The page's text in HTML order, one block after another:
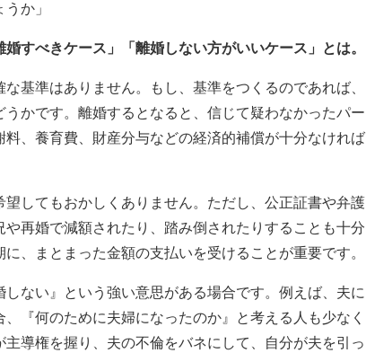
か」
すべきケース」「離婚しない方がいいケース」とは。
基準はありません。もし、基準をつくるのであれば、
かです。離婚するとなると、信じて疑わなかったパー
、養育費、財産分与などの経済的補償が十分なければ
してもおかしくありません。ただし、公正証書や弁護
再婚で減額されたり、踏み倒されたりすることも十分
、まとまった金額の支払いを受けることが重要です。
ない』という強い意思がある場合です。例えば、夫に
『何のために夫婦になったのか』と考える人も少なく
導権を握り、夫の不倫をバネにして、自分が夫を引っ